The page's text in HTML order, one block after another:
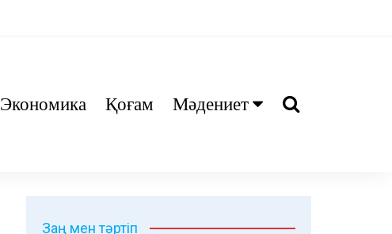
Экономика Қоғам Мәдениет
Заң мен тәртіп